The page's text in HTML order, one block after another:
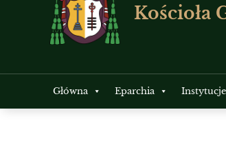
Kościoła
Główna Eparchia Instytucje